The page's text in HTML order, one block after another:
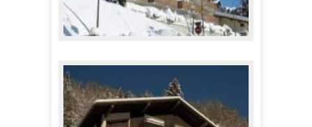
A partir de